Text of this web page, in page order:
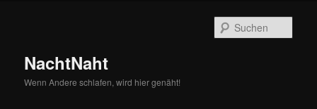
NachtNaht
Wenn Andere schlafen, wird hier genäht!